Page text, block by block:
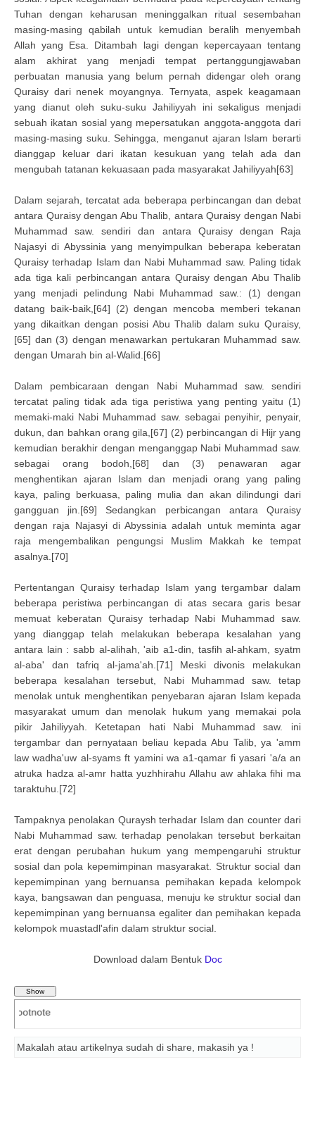
Tuhan dengan keharusan meninggalkan ritual sesembahan
masing-masing qabilah untuk kemudian beralih menyembah
Allah yang Esa. Ditambah lagi dengan kepercayaan tentang
alam akhirat yang menjadi tempat pertanggungjawaban
perbuatan manusia yang belum pernah didengar oleh orang
Quraisy dari nenek moyangnya. Ternyata, aspek keagamaan
yang dianut oleh suku-suku Jahiliyyah ini sekaligus menjadi
sebuah ikatan sosial yang mepersatukan anggota-anggota dari
masing-masing suku. Sehingga, menganut ajaran Islam berarti
dianggap keluar dari ikatan kesukuan yang telah ada dan
mengubah tatanan kekuasaan pada masyarakat Jahiliyyah[63]
Dalam sejarah, tercatat ada beberapa perbincangan dan debat
antara Quraisy dengan Abu Thalib, antara Quraisy dengan Nabi
Muhammad saw. sendiri dan antara Quraisy dengan Raja
Najasyi di Abyssinia yang menyimpulkan beberapa keberatan
Quraisy terhadap Islam dan Nabi Muhammad saw. Paling tidak
ada tiga kali perbincangan antara Quraisy dengan Abu Thalib
yang menjadi pelindung Nabi Muhammad saw.: (1) dengan
datang baik-baik,[64] (2) dengan mencoba memberi tekanan
yang dikaitkan dengan posisi Abu Thalib dalam suku Quraisy,
[65] dan (3) dengan menawarkan pertukaran Muhammad saw.
dengan Umarah bin al-Walid.[66]
Dalam pembicaraan dengan Nabi Muhammad saw. sendiri
tercatat paling tidak ada tiga peristiwa yang penting yaitu (1)
memaki-maki Nabi Muhammad saw. sebagai penyihir, penyair,
dukun, dan bahkan orang gila,[67] (2) perbincangan di Hijr yang
kemudian berakhir dengan menganggap Nabi Muhammad saw.
sebagai orang bodoh,[68] dan (3) penawaran agar
menghentikan ajaran Islam dan menjadi orang yang paling
kaya, paling berkuasa, paling mulia dan akan dilindungi dari
gangguan jin.[69] Sedangkan perbicangan antara Quraisy
dengan raja Najasyi di Abyssinia adalah untuk meminta agar
raja mengembalikan pengungsi Muslim Makkah ke tempat
asalnya.[70]
Pertentangan Quraisy terhadap Islam yang tergambar dalam
beberapa peristiwa perbincangan di atas secara garis besar
memuat keberatan Quraisy terhadap Nabi Muhammad saw.
yang dianggap telah melakukan beberapa kesalahan yang
antara lain : sabb al-alihah, 'aib a1-din, tasfih al-ahkam, syatm
al-aba' dan tafriq al-jama'ah.[71] Meski divonis melakukan
beberapa kesalahan tersebut, Nabi Muhammad saw. tetap
menolak untuk menghentikan penyebaran ajaran Islam kepada
masyarakat umum dan menolak hukum yang memakai pola
pikir Jahiliyyah. Ketetapan hati Nabi Muhammad saw. ini
tergambar dan pernyataan beliau kepada Abu Talib, ya 'amm
law wadha'uw al-syams ft yamini wa a1-qamar fi yasari 'a/a an
atruka hadza al-amr hatta yuzhhirahu Allahu aw ahlaka fihi ma
taraktuhu.[72]
Tampaknya penolakan Quraysh terhadar Islam dan counter dari
Nabi Muhammad saw. terhadap penolakan tersebut berkaitan
erat dengan perubahan hukum yang mempengaruhi struktur
sosial dan pola kepemimpinan masyarakat. Struktur social dan
kepemimpinan yang bernuansa pemihakan kepada kelompok
kaya, bangsawan dan penguasa, menuju ke struktur social dan
kepemimpinan yang bernuansa egaliter dan pemihakan kepada
kelompok muastadl'afin dalam struktur social.
Download dalam Bentuk Doc
Makalah atau artikelnya sudah di share, makasih ya !